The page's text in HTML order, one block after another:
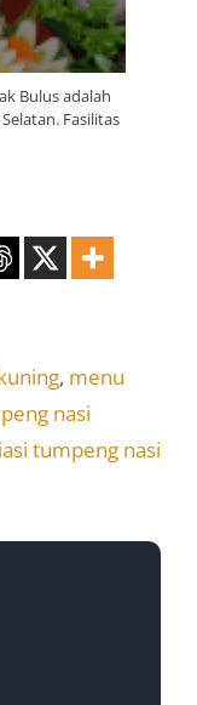
Bulus adalah
Fasilitas
, menu
nasi
tumpeng nasi